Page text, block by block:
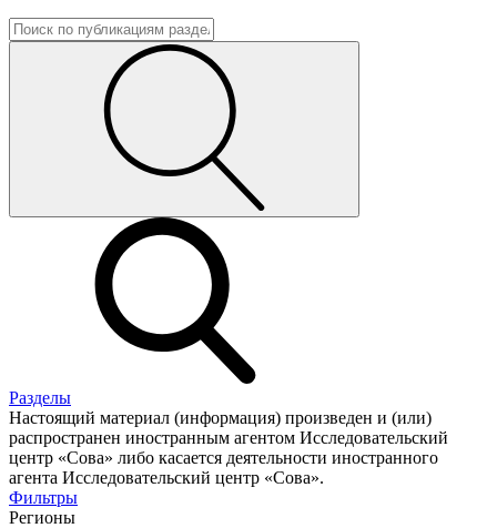
Разделы
Настоящий материал (информация) произведен и (или)
распространен иностранным агентом Исследовательский
центр «Сова» либо касается деятельности иностранного
агента Исследовательский центр «Сова».
Фильтры
Регионы